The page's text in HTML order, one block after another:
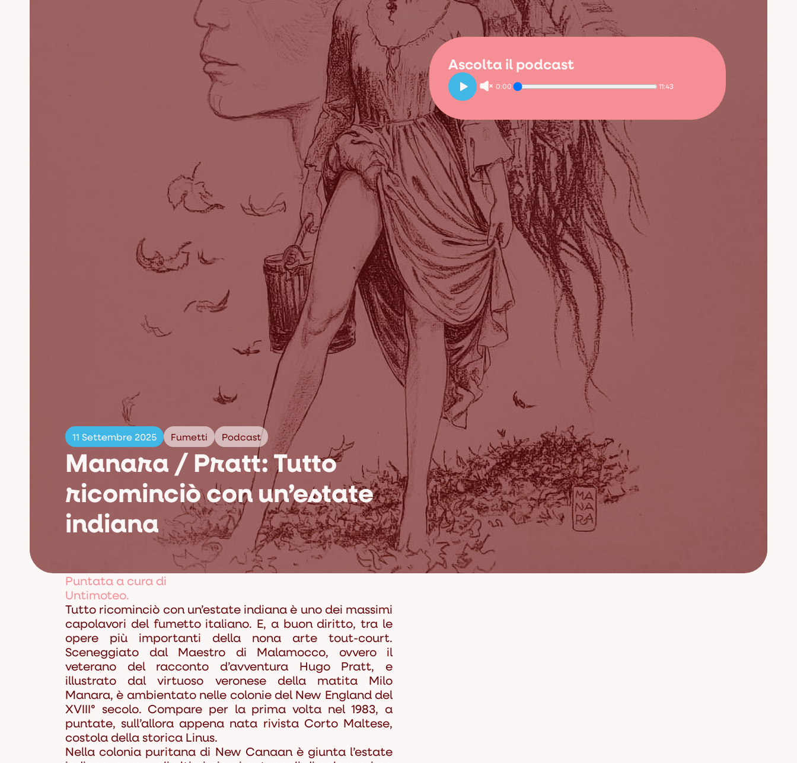
11 Settembre 2025 Fumetti Podcast
Manara / Pratt: Tutto
ricominciò con un’estate
indiana
Ascolta il podcast
0:00 11:43
Puntata a cura di
Untimoteo.
Tutto ricominciò con un’estate indianaè uno dei massimi
capolavori del fumetto italiano. E, a buon diritto, tra le
opere più importanti della nona arte tout-court.
Sceneggiato dal Maestro di Malamocco, ovvero il
veterano del racconto d’avventura Hugo Pratt, e
illustrato dal virtuoso veronese della matita Milo
Manara, è ambientato nelle colonie del New England del
XVIII° secolo. Compare per la prima volta nel 1983, a
puntate, sull’allora appena nata rivista Corto Maltese,
costola della storica Linus.
Nella colonia puritana di New Canaan è giunta l’estate